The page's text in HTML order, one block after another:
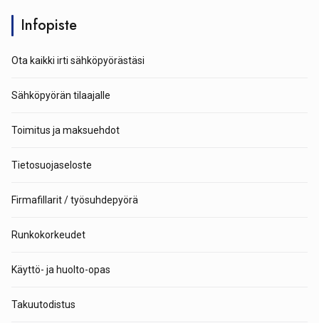
Infopiste
Ota kaikki irti sähköpyörästäsi
Sähköpyörän tilaajalle
Toimitus ja maksuehdot
Tietosuojaseloste
Firmafillarit / työsuhdepyörä
Runkokorkeudet
Käyttö- ja huolto-opas
Takuutodistus